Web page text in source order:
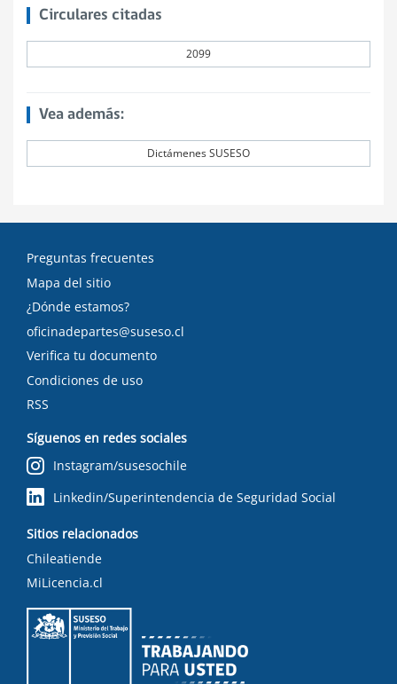
Circulares citadas
2099
Vea además:
Dictámenes SUSESO
Preguntas frecuentes
Mapa del sitio
¿Dónde estamos?
oficinadepartes@suseso.cl
Verifica tu documento
Condiciones de uso
RSS
Síguenos en redes sociales
Instagram/susesochile
Linkedin/Superintendencia de Seguridad Social
Sitios relacionados
Chileatiende
MiLicencia.cl